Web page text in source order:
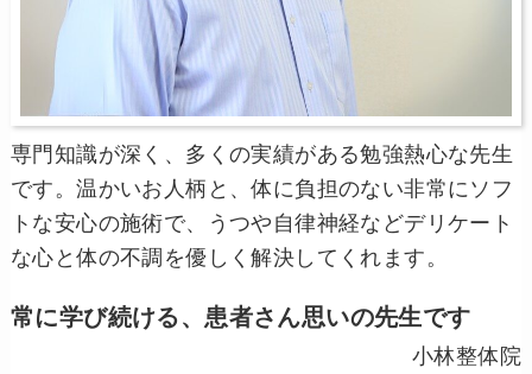
専門知識が深く、多くの実績がある勉強熱心な先生
です。温かいお人柄と、体に負担のない非常にソフ
トな安心の施術で、うつや自律神経などデリケート
な心と体の不調を優しく解決してくれます。
常に学び続ける、患者さん思いの先生です
小林整体院